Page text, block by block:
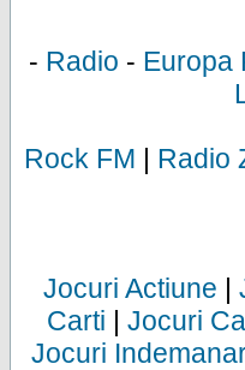
- Radio - Europa
Rock FM | Radio
Jocuri Actiune |
Carti | Jocuri
Jocuri